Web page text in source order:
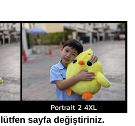
sayfa değiştiriniz.